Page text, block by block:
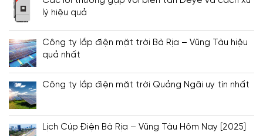
lý hiệu quả
Công ty lắp điện mặt trời Bà Rịa – Vũng Tàu hiệu
quả nhất
Công ty lắp điện mặt trời Quảng Ngãi uy tín nhất
Lịch Cúp Điện Bà Rịa – Vũng Tàu Hôm Nay [2025]